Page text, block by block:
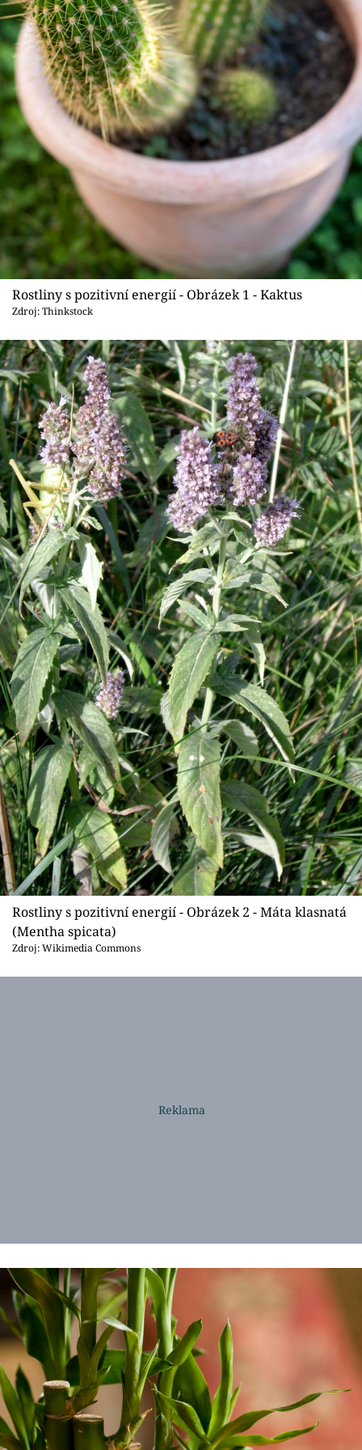
Přihlášení
Sledujte nás
Rostliny s pozitivní energií - Obrázek 1 - Kaktus
Zdroj: Thinkstock
Rostliny s pozitivní energií - Obrázek 2 - Máta klasnatá
(Mentha spicata)
Zdroj: Wikimedia Commons